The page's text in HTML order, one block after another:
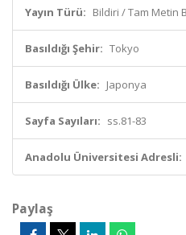
Yayın Türü: Bildiri / Tam Metin
Basıldığı Şehir: Tokyo
Basıldığı Ülke: Japonya
Sayfa Sayıları: ss.81-83
Anadolu Üniversitesi Adresli:
Paylaş